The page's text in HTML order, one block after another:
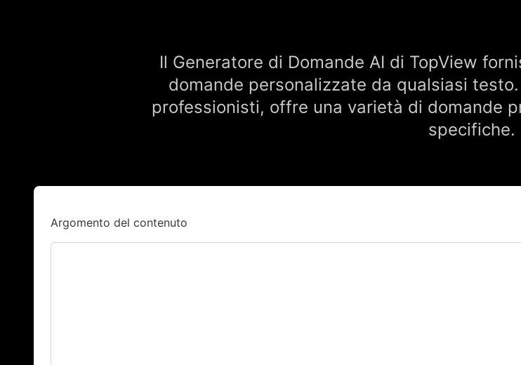
Il Generatore di Domande AI di TopView
domande personalizzate da qualsiasi
professionisti, offre una varietà di domande
specifiche.
Argomento del contenuto